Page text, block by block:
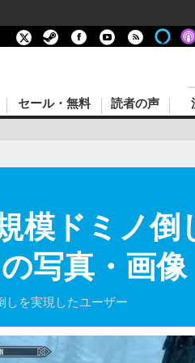
セール・無料 読者の声
模ドミノ
写真・画像
しを実現したユーザー